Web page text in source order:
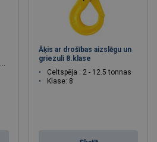
Āķis ar drošības aizslēgu un
griezuli 8.klase
Celtspēja : 2 - 12.5 tonnas
Klase: 8